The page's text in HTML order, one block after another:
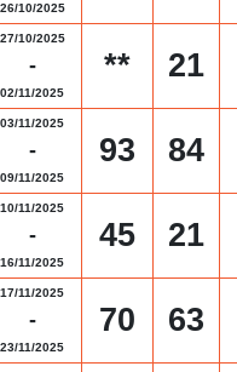
26/10/2025
27/10/2025
-
02/11/2025
** 21
03/11/2025
-
09/11/2025
93 84
10/11/2025
-
16/11/2025
45 21
17/11/2025
-
23/11/2025
70 63